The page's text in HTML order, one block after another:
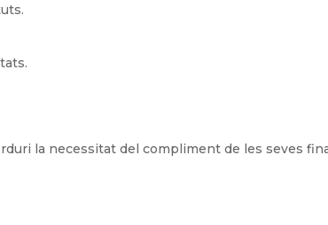
la necessitat del compliment de les seves